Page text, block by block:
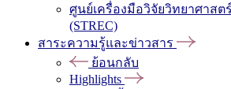
ศูนย์เครื่องมือวิจัยวิทยาศาสต
(STREC)
สาระความรู้และข่าวสาร
ย้อนกลับ
Highlights